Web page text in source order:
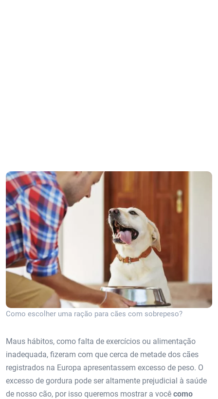
Como escolher uma ração para cães com sobrepeso?
Maus hábitos, como falta de exercícios ou alimentação
inadequada, fizeram com que cerca de metade dos cães
registrados na Europa apresentassem excesso de peso. O
excesso de gordura pode ser altamente prejudicial à saúde
de nosso cão, por isso queremos mostrar a você como